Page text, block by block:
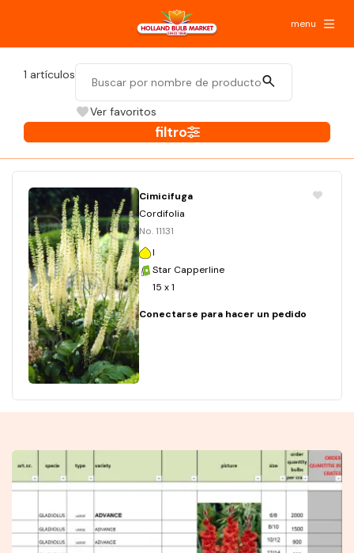
menu
1 artículos
Ver favoritos
filtro
Cimicifuga
Cordifolia
No. 11131
I
Star Capperline
15 x 1
Conectarse para hacer un pedido